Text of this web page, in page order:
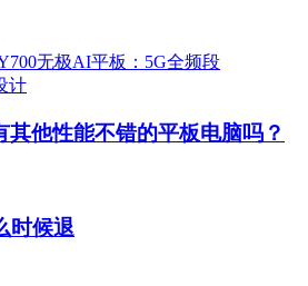
其他性能不错的平板电脑吗？
时候退